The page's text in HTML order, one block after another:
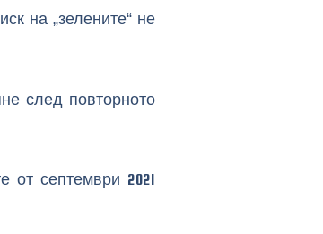
на „зелените“ не
след повторното
септември 2021